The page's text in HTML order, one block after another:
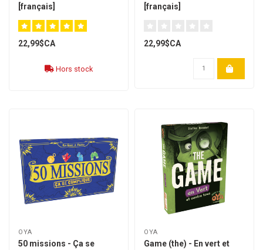
[français]
22,99$CA
Hors stock
[français]
22,99$CA
OYA
50 missions - Ça se
OYA
Game (the) - En vert et